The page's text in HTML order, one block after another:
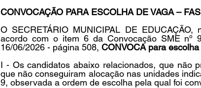
CONVOCAÇÃO PARA ESCOLHA DE VAGA –
O SECRETÁRIO MUNICIPAL DE
acordo com o item 6 da Convocação SME nº
16/06/2026 - página 508, CONVOCA para
I - Os candidatos abaixo relacionados, que não
que não conseguiram alocação nas unidades
9, observada a ordem de escolha pela qual foi